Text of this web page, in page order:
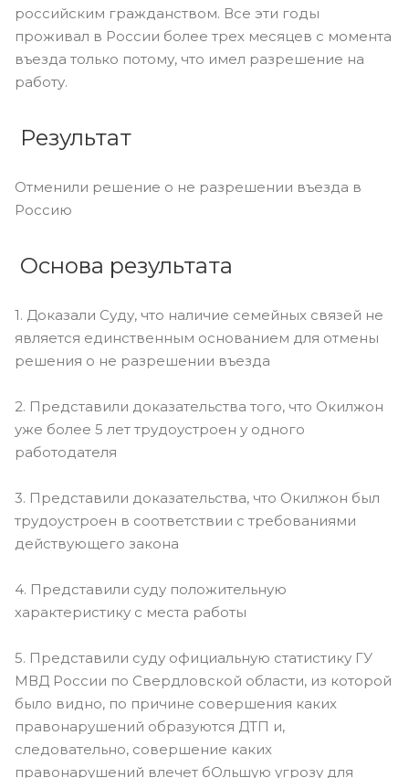
российским гражданством. Все эти годы
проживал в России более трех месяцев с момента
въезда только потому, что имел разрешение на
работу.
Результат
Отменили решение о не разрешении въезда в
Россию
Основа результата
1. Доказали Суду, что наличие семейных связей не
является единственным основанием для отмены
решения о не разрешении въезда
2. Представили доказательства того, что Окилжон
уже более 5 лет трудоустроен у одного
работодателя
3. Представили доказательства, что Окилжон был
трудоустроен в соответствии с требованиями
действующего закона
4. Представили суду положительную
характеристику с места работы
5. Представили суду официальную статистику ГУ
МВД России по Свердловской области, из которой
было видно, по причине совершения каких
правонарушений образуются ДТП и,
следовательно, совершение каких
правонарушений влечет бОльшую угрозу для